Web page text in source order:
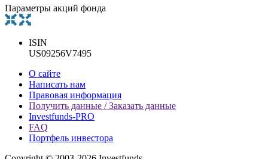
Параметры акций фонда
ISIN
US09256V7495
О сайте
Написать нам
Правовая информация
Получить данные / Заказать данные
Investfunds-PRO
FAQ
Портфель инвестора